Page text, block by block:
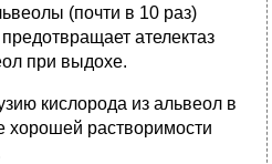
(почти в 10 раз)
ателектаз
при выдохе.
кислорода из альвеол в
хорошей растворимости